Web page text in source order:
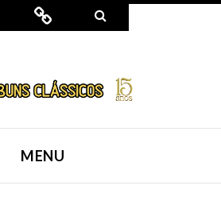
Widgets Connect
MENU